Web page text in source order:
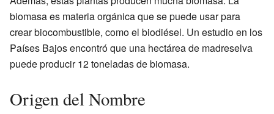
biomasa es materia orgánica que se puede usar para
crear biocombustible, como el biodiésel. Un estudio en los
Países Bajos encontró que una hectárea de madreselva
puede producir 12 toneladas de biomasa.
Origen del Nombre